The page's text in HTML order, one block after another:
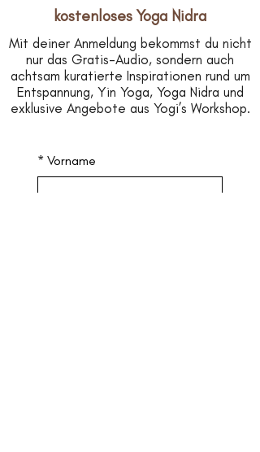
kostenloses Yoga Nidra
Mit deiner Anmeldung bekommst du nicht
nur das Gratis-Audio, sondern auch
achtsam kuratierte Inspirationen rund um
Entspannung, Yin Yoga, Yoga Nidra und
exklusive Angebote aus Yogi’s Workshop.
* Vorname